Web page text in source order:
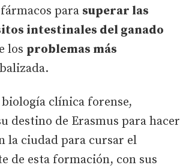
para superar las
intestinales del ganado
los problemas más
clínica forense,
destino de Erasmus para hacer
la ciudad para cursar el
de esta formación, con sus